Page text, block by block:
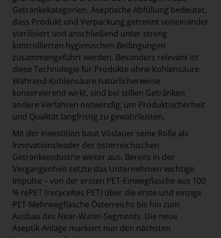
Getränkekategorien. Aseptische Abfüllung bedeutet,
dass Produkt und Verpackung getrennt voneinander
sterilisiert und anschließend unter streng
kontrollierten hygienischen Bedingungen
zusammengeführt werden. Besonders relevant ist
diese Technologie für Produkte ohne Kohlensäure.
Während Kohlensäure natürlicherweise
konservierend wirkt, sind bei stillen Getränken
andere Verfahren notwendig, um Produktsicherheit
und Qualität langfristig zu gewährleisten.
Mit der Investition baut Vöslauer seine Rolle als
Innovationsleader der österreichischen
Getränkeindustrie weiter aus. Bereits in der
Vergangenheit setzte das Unternehmen wichtige
Impulse – von der ersten PET-Einwegflasche aus 100
% rePET (recyceltes PET) über die erste und einzige
PET-Mehrwegflasche Österreichs bis hin zum
Ausbau des Near-Water-Segments. Die neue
Aseptik-Anlage markiert nun den nächsten